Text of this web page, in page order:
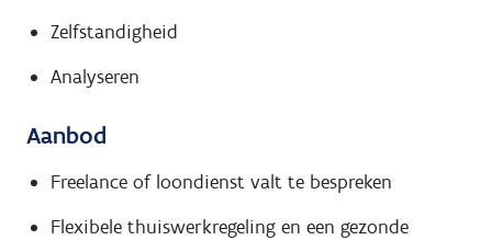
Zelfstandigheid
Analyseren
Aanbod
Freelance of loondienst valt te bespreken
Flexibele thuiswerkregeling en een gezonde